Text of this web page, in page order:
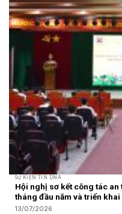
SỰ KIỆN TIN DNA
Hội nghị sơ kết công tác an
tháng đầu năm và triển
13/07/2026